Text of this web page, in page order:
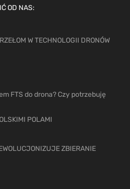
OD NAS:
W TECHNOLOGII DRONÓW
FTS do drona? Czy potrzebuję
POLAMI
ZBIERANIE